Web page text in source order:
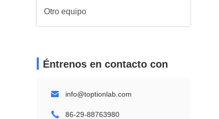
Otro equipo
Éntrenos en contacto con
info@toptionlab.com
86-29-88763980